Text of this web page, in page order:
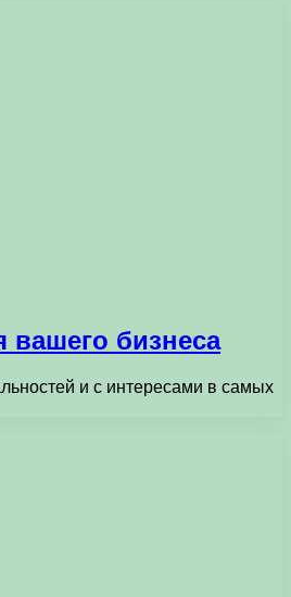
вашего бизнеса
и с интересами в самых